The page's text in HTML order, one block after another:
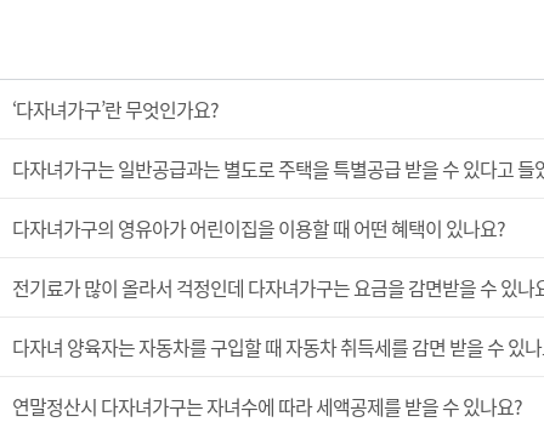
‘다자녀가구’란 무엇인가요?
다자녀가구는 일반공급과는 별도로 주택을 특별공급 받을 수 있다고
다자녀가구의 영유아가 어린이집을 이용할 때 어떤 혜택이 있나요?
전기료가 많이 올라서 걱정인데 다자녀가구는 요금을 감면받을 수 있나
다자녀 양육자는 자동차를 구입할 때 자동차 취득세를 감면 받을 수 있
연말정산시 다자녀가구는 자녀수에 따라 세액공제를 받을 수 있나요?